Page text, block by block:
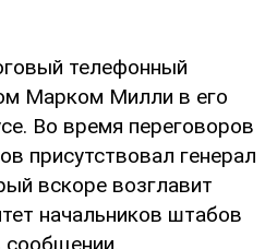
телефонный
Марком Милли в его
Во время переговоров
присутствовал генерал
вскоре возглавит
начальников штабов